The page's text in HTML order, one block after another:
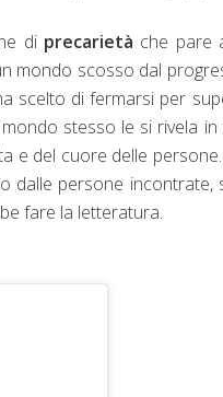
di precarietà che pare
mondo scosso dal
scelto di fermarsi per
stesso le si rivela
e del cuore delle
dalle persone incontrate,
fare la letteratura.